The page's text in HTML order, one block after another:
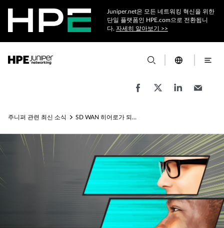
Juniper.net은 모든 네트워킹 혁신을 위한
단일 플랫폼인 HPE.com으로 전환됩니
다. 자세히 알아보기 >>
주니퍼 관련 최신 소식 SD WAN 히어로가 되어보십시오